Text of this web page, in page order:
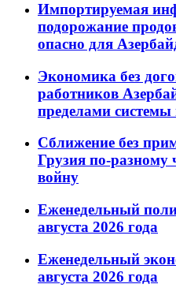
Импортируемая
подорожание
опасно для
Экономика без
работников
пределами системы
Сближение без
Грузия по-разному
войну
Еженедельный
августа 2026 года
Еженедельный
августа 2026 года